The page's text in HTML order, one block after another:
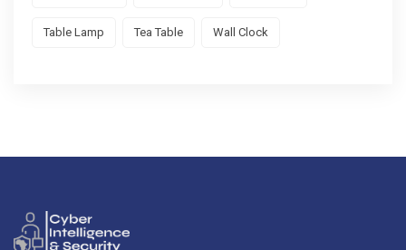
Table Lamp Tea Table Wall Clock